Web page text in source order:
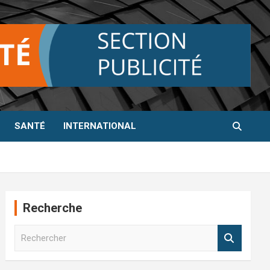
SANTÉ INTERNATIONAL
Recherche